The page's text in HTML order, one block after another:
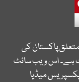
پاکستان کی
ہے۔ اس ویب سائٹ
میڈیا